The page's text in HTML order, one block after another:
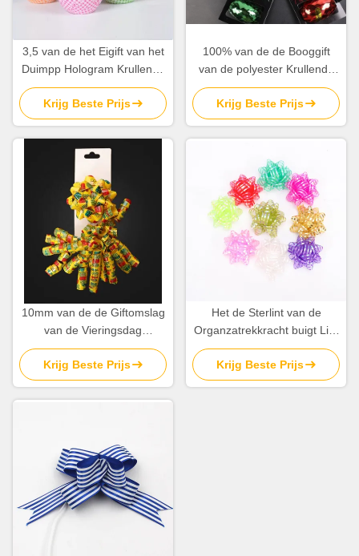
3,5 van de het Eigift van het
Duimpp Hologram Krullende
van het de Omslaglint
Strependecoratie
Krijg Beste Prijs
100% van de de Booggift
van de polyester Krullende
Ster van het de Omslaglint
Reeks 0.5cm voor
Verjaardagsdecoratie
Krijg Beste Prijs
10mm van de de Giftomslag
van de Vieringsdag
Decoratieve van het het Lint
Krullende Lint de Giftboog
Krijg Beste Prijs
Het de Sterlint van de
Organzatrekkracht buigt Lint
van 3 Duim het Vlotte Brede
Kerstmis
Krijg Beste Prijs